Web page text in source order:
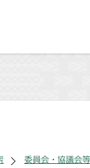
委員会・協議会